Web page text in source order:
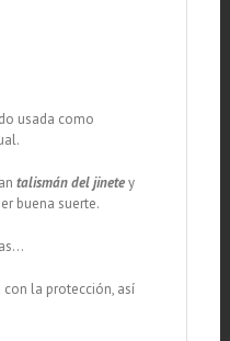
usada como
talismán del jinetey
buena suerte.
la protección, así